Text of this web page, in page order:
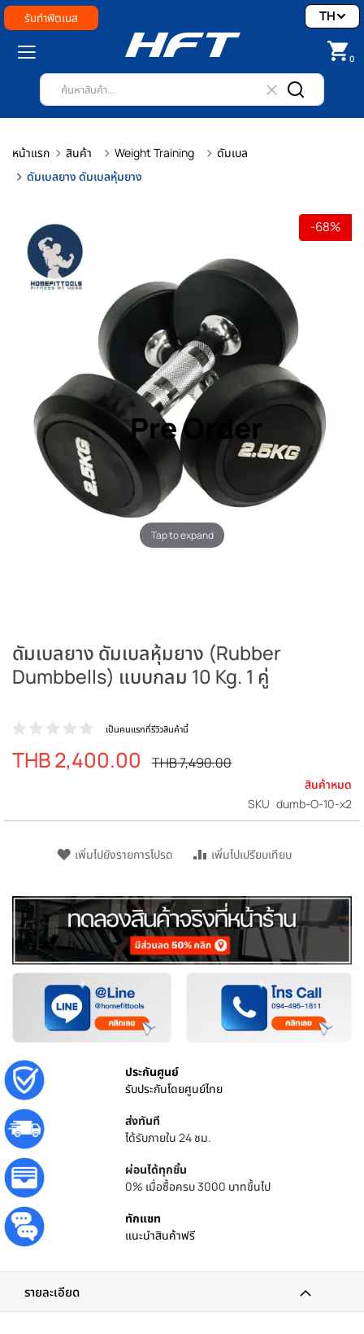
รับทำฟิตเนส
0
TH
หน้าแรก สินค้า Weight Training
ดัมเบล
ดัมเบลยาง ดัมเบลหุ้มยาง
Tap to expand
-68%
Pre Order
ดัมเบลยาง ดัมเบลหุ้มยาง (Rubber
Dumbbells) แบบกลม 10 Kg. 1 คู่
เป็นคนแรกที่รีวิวสินค้านี้
ราคา
THB 2,400.00
ราคา
THB 7,490.00
สินค้าหมด
SKU dumb-O-10-x2
เพิ่มไปยังรายการโปรด เพิ่มไปเปรียบเทียบ
ประกันศูนย์
รับประกันโดยศูนย์ไทย
ส่งทันที
ได้รับภายใน 24 ชม.
ผ่อนได้ทุกชิ้น
0% เมื่อซื้อครบ 3000 บาทขึ้นไป
ทักแชท
แนะนำสินค้าฟรี
รายละเอียด